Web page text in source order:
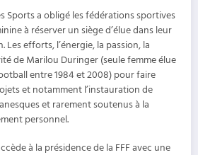
Sports a obligé les fédérations sportives
à réserver un siège d’élue dans leur
Les efforts, l’énergie, la passion, la
de Marilou Duringer (seule femme élue
entre 1984 et 2008) pour faire
et notamment l’instauration de
et rarement soutenus à la
personnel.
à la présidence de la FFF avec une